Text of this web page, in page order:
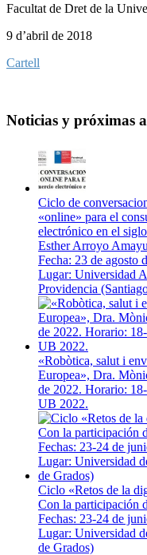
Facultat de Dret de la
9 d’abril de 2018
Cartell
Noticias y próximas
Ciclo de
«online» para el
electrónico en el
Esther Arroyo
Fecha: 23 de agosto
Lugar: Universidad
Providencia
«Robòtica, salut i
Europea», Dra.
de 2022. Horario:
UB 2022.
Ciclo «Retos de la
Con la participación
Fechas: 23-24 de
Lugar: Universidad
de Grados)